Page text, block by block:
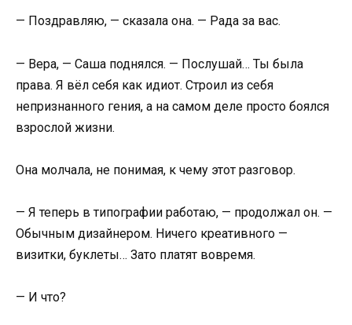
— Поздравляю, — сказала она. — Рада за вас.
— Вера, — Саша поднялся. — Послушай… Ты была
права. Я вёл себя как идиот. Строил из себя
непризнанного гения, а на самом деле просто боялся
взрослой жизни.
Она молчала, не понимая, к чему этот разговор.
— Я теперь в типографии работаю, — продолжал он. —
Обычным дизайнером. Ничего креативного —
визитки, буклеты… Зато платят вовремя.
— И что?